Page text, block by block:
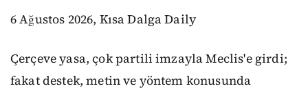
6 Ağustos 2026, Kısa Dalga Daily
Çerçeve yasa, çok partili imzayla Meclis'e girdi;
fakat destek, metin ve yöntem konusunda